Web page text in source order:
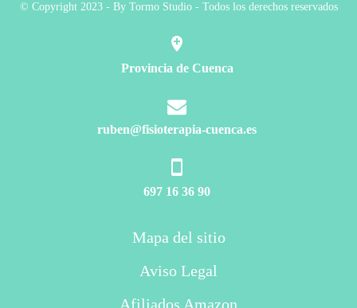
© Copyright 2023 - By Tormo Studio - Todos los derechos reservados
Provincia de Cuenca
ruben@fisioterapia-cuenca.es
697 16 36 90
Mapa del sitio
Aviso Legal
Afiliados Amazon